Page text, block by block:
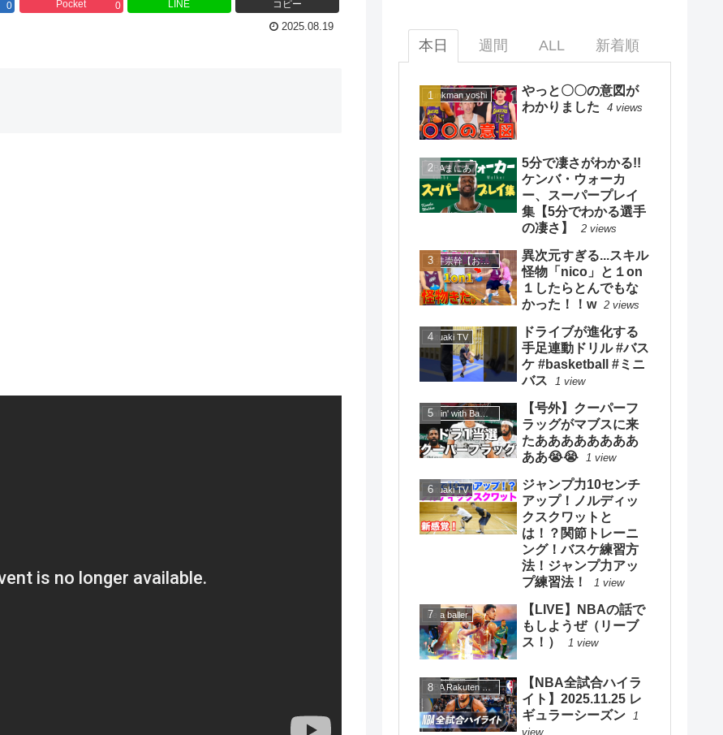
0 Pocket 0 LINE コピー
2025.08.19
本日 週間 ALL 新着順
dunkman yoshi
やっと〇〇の意図が
わかりました
4 views
NBAまにあ
5分で凄さがわかる!!
ケンバ・ウォーカ
ー、スーパープレイ
集【5分でわかる選手
の凄さ】
2 views
大井崇幹【おおいたかよし】
異次元すぎる...スキル
怪物「nico」と１on
１したらとんでもな
かった！！w 2 views
mituaki TV
ドライブが進化する
手足連動ドリル #バス
ケ #basketball #ミニ
バス
1 view
Ballin' with Bamba【ボーリンウィズバンバ】
【号外】クーパーフ
ラッグがマブスに来
たああああああああ
ああ😭😭 1 view
mituaki TV
ジャンプ力10センチ
アップ！ノルディッ
クスクワットと
は！？関節トレーニ
ング！バスケ練習方
法！ジャンプ力アッ
プ練習法！
1 view
Be a baller
【LIVE】NBAの話で
もしようぜ（リーブ
ス！）
1 view
NBA Rakuten 公式チャンネル
【NBA全試合ハイラ
イト】2025.11.25 レ
ギュラーシーズン
1
view